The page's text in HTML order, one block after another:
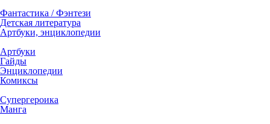
Фантастика / Фэнтези
Детская литература
Артбуки, энциклопедии
Артбуки
Гайды
Энциклопедии
Комиксы
Супергероика
Манга